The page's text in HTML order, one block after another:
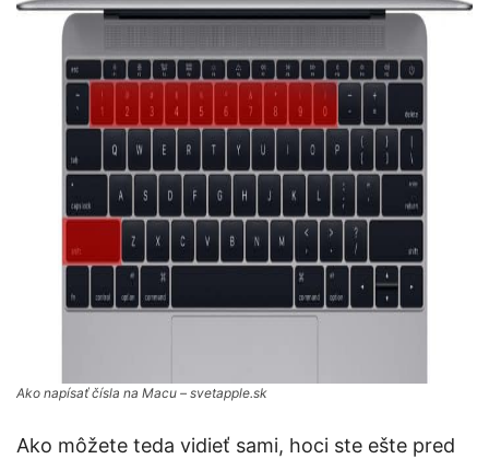
Ako napísať čísla na Macu – svetapple.sk
Ako môžete teda vidieť sami, hoci ste ešte pred